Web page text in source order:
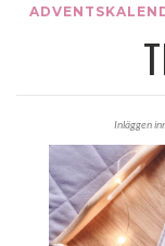
Inläggen